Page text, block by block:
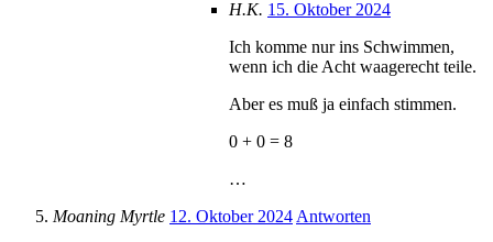
H.K. 15. Oktober 2024
Ich komme nur ins Schwimmen,
wenn ich die Acht waagerecht teile.
Aber es muß ja einfach stimmen.
0 + 0 = 8
…
Moaning Myrtle 12. Oktober 2024 Antworten